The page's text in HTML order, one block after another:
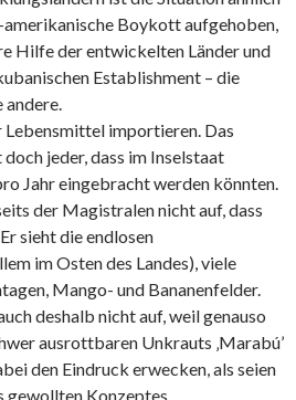
Boykott aufgehoben,
Hilfe der entwickelten Länder und
Establishment – die
andere.
Lebensmittel importieren. Das
jeder, dass im Inselstaat
Jahr eingebracht werden könnten.
der Magistralen nicht auf, dass
sieht die endlosen
im Osten des Landes), viele
Mango- und Bananenfelder.
deshalb nicht auf, weil genauso
ausrottbaren Unkrauts ‚Marabú’
den Eindruck erwecken, als seien
gewollten Konzeptes.